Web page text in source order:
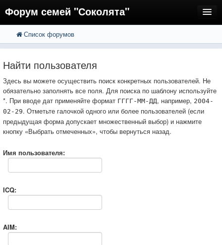
Форум семей "Соколята"
FAQ
Вход
Список форумов
Найти пользователя
Здесь вы можете осуществить поиск конкретных пользователей. Не
обязательно заполнять все поля. Для поиска по шаблону используйте
*. При вводе дат применяйте формат ГГГГ-ММ-ДД, например, 2004-
02-29. Отметьте галочкой одного или более пользователей (если
предыдущая форма допускает множественный выбор) и нажмите
кнопку «Выбрать отмеченных», чтобы вернуться назад.
Имя пользователя:
ICQ:
AIM: